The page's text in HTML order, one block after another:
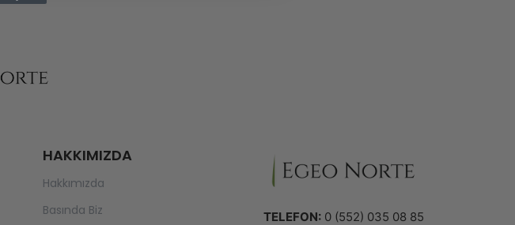
HAKKIMIZDA
Hakkımızda
Basında Biz
TELEFON:0 (552) 035 08 85